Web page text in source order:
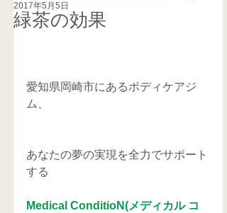
緑茶の効果
2017年5月5日
愛知県岡崎市にあるボディケアジ
ム、
あなたの夢の実現を全力でサポート
する
Medical ConditioN(メディカル コ